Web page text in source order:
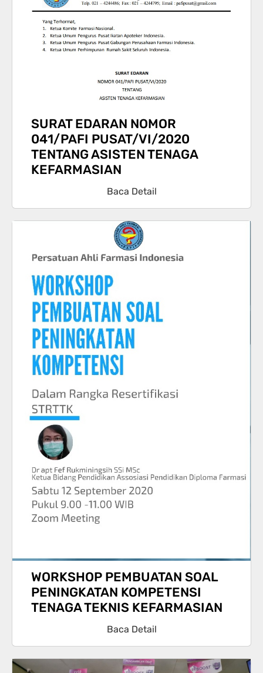
SURAT EDARAN NOMOR
041/PAFI PUSAT/VI/2020
TENTANG ASISTEN TENAGA
KEFARMASIAN
Baca Detail
WORKSHOP PEMBUATAN SOAL
PENINGKATAN KOMPETENSI
TENAGA TEKNIS KEFARMASIAN
Baca Detail